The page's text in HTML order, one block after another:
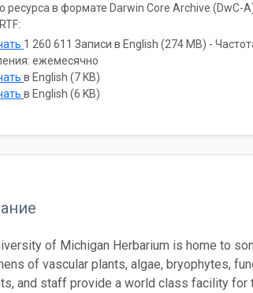
в формате Darwin Core Archive (DwC-
1 260 611 Записи в English (274 MB) -
ежемесячно
в English (7 KB)
в English (6 KB)
of Michigan Herbarium is home to
of vascular plants, algae, bryophytes,
and staff provide a world class facility